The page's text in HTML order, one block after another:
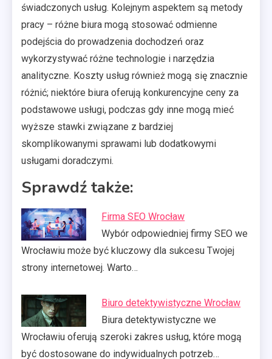
świadczonych usług. Kolejnym aspektem są metody
pracy – różne biura mogą stosować odmienne
podejścia do prowadzenia dochodzeń oraz
wykorzystywać różne technologie i narzędzia
analityczne. Koszty usług również mogą się znacznie
różnić; niektóre biura oferują konkurencyjne ceny za
podstawowe usługi, podczas gdy inne mogą mieć
wyższe stawki związane z bardziej
skomplikowanymi sprawami lub dodatkowymi
usługami doradczymi.
Sprawdź także:
Firma SEO Wrocław
Wybór odpowiedniej firmy SEO we
Wrocławiu może być kluczowy dla sukcesu Twojej
strony internetowej. Warto…
Biuro detektywistyczne Wrocław
Biura detektywistyczne we
Wrocławiu oferują szeroki zakres usług, które mogą
być dostosowane do indywidualnych potrzeb…